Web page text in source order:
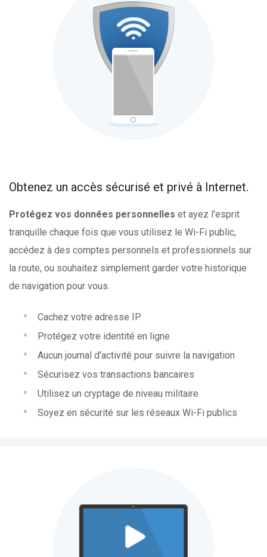
Obtenez un accès sécurisé et privé à Internet.
Protégez vos données personnelles et ayez l'esprit
tranquille chaque fois que vous utilisez le Wi-Fi public,
accédez à des comptes personnels et professionnels sur
la route, ou souhaitez simplement garder votre historique
de navigation pour vous.
Cachez votre adresse IP
Protégez votre identité en ligne
Aucun journal d'activité pour suivre la navigation
Sécurisez vos transactions bancaires
Utilisez un cryptage de niveau militaire
Soyez en sécurité sur les réseaux Wi-Fi publics